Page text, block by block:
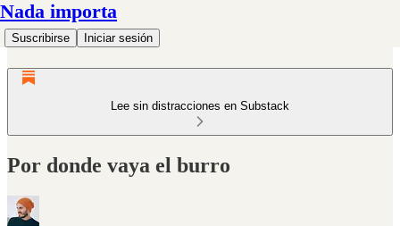
Nada importa
Suscribirse Iniciar sesión
Lee sin distracciones en Substack
Por donde vaya el burro